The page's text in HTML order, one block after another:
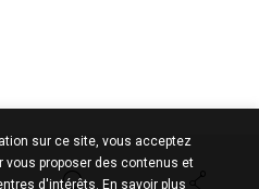
sur ce site, vous acceptez
vous proposer des contenus et
d'intérêts. En savoir plus